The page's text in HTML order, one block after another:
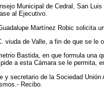
Municipal de Cedral, San
al Ejecutivo.
Martínez Robic solicita
viuda de Valle, a fin de que se le
Bastida, en que formula una
a esta Cámara se le permita,
y secretario de la Sociedad
Recibo.